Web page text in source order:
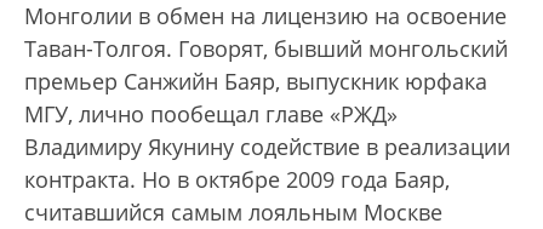
Монголии в обмен на лицензию на освоение
Таван-Толгоя. Говорят, бывший монгольский
премьер Санжийн Баяр, выпускник юрфака
МГУ, лично пообещал главе «РЖД»
Владимиру Якунину содействие в реализации
контракта. Но в октябре 2009 года Баяр,
считавшийся самым лояльным Москве